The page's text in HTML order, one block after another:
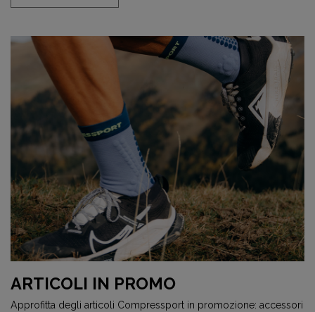
ARTICOLI IN PROMO
Approfitta degli articoli Compressport in promozione: accessori